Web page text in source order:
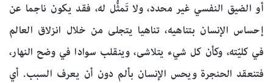
أو الضيق النفسي غير محدد، ولا تَمثُّل له، فقد يكون ناجما عن
إحساس الإنسان بتناهيه، تناهيا يتجلى من خلال انزلاق العالم
في كليّته، وكأن كل شيء يتلاشى، وينقلب سوادا في وضح النهار،
فتنعقد الحنجرة ويحس الإنسان بألم دون أن يعرف السبب. أي